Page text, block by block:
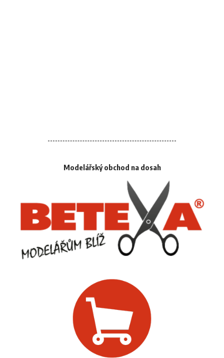
Modelářský obchod na dosah